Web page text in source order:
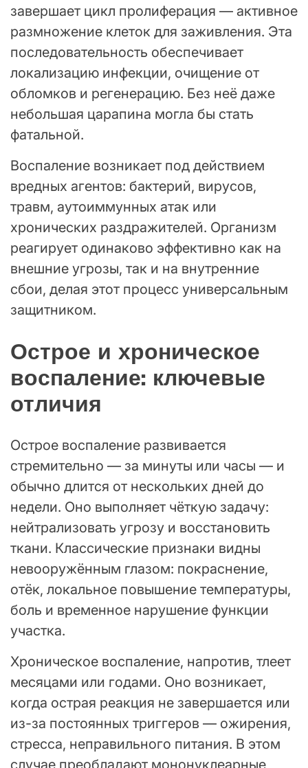
завершает цикл пролиферация — активное
размножение клеток для заживления. Эта
последовательность обеспечивает
локализацию инфекции, очищение от
обломков и регенерацию. Без неё даже
небольшая царапина могла бы стать
фатальной.
Воспаление возникает под действием
вредных агентов: бактерий, вирусов,
травм, аутоиммунных атак или
хронических раздражителей. Организм
реагирует одинаково эффективно как на
внешние угрозы, так и на внутренние
сбои, делая этот процесс универсальным
защитником.
Острое и хроническое
воспаление: ключевые
отличия
Острое воспаление развивается
стремительно — за минуты или часы — и
обычно длится от нескольких дней до
недели. Оно выполняет чёткую задачу:
нейтрализовать угрозу и восстановить
ткани. Классические признаки видны
невооружённым глазом: покраснение,
отёк, локальное повышение температуры,
боль и временное нарушение функции
участка.
Хроническое воспаление, напротив, тлеет
месяцами или годами. Оно возникает,
когда острая реакция не завершается или
из-за постоянных триггеров — ожирения,
стресса, неправильного питания. В этом